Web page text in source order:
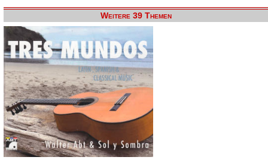
Weitere 39 Themen